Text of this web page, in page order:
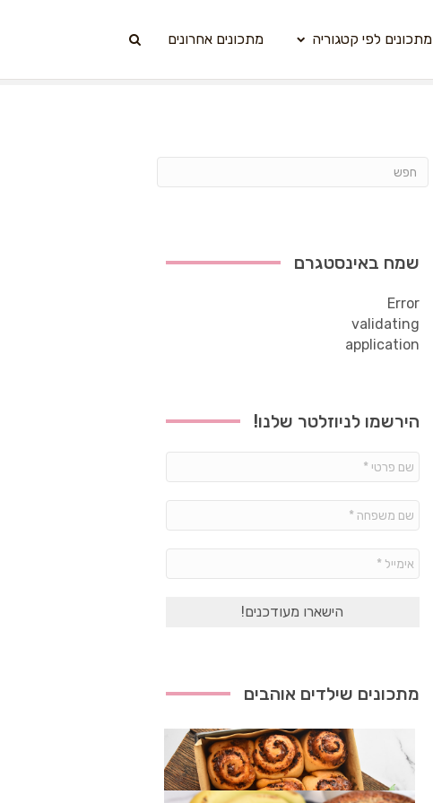
מתכונים לפי קטגוריה מתכונים אחרונים
שמח באינסטגרם
Error
validating
application
הירשמו לניוזלטר שלנו!
פרטי
משפחה
*
מתכונים שילדים אוהבים